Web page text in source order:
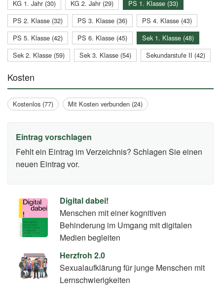
Digital dabei!
Menschen mit einer kognitiven
Behinderung im Umgang mit digitalen
Medien begleiten
Herzfroh 2.0
Sexualaufklärung für junge Menschen mit
Lernschwierigkeiten
KG 1. Jahr (30) KG 2. Jahr (29)
PS 1. Klasse (33)
PS 2. Klasse (32)
PS 3. Klasse (36)
PS 4. Klasse (43)
PS 5. Klasse (42)
PS 6. Klasse (45)
Sek 1. Klasse (48)
Sek 2. Klasse (59)
Sek 3. Klasse (54) Sekundarstufe II (42)
Kosten
Kostenlos (77) Mit Kosten verbunden (24)
Eintrag vorschlagen
Fehlt ein Eintrag im Verzeichnis? Schlagen Sie einen
neuen Eintrag vor.